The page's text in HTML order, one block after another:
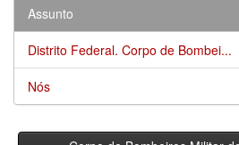
Assunto
Distrito Federal. Corpo de Bombei...
Nós